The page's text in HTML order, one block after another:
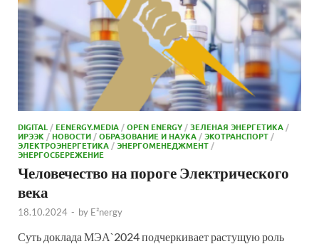
DIGITAL /EENERGY.MEDIA /OPEN ENERGY /ЗЕЛЕНАЯ ЭНЕРГЕТИКА /
ИРЭЭК /НОВОСТИ /ОБРАЗОВАНИЕ И НАУКА /ЭКОТРАНСПОРТ /
ЭЛЕКТРОЭНЕРГЕТИКА /ЭНЕРГОМЕНЕДЖМЕНТ /
ЭНЕРГОСБЕРЕЖЕНИЕ
Человечество на пороге Электрического
века
18.10.2024 - by E²nergy
Суть доклада МЭА`2024 подчеркивает растущую роль